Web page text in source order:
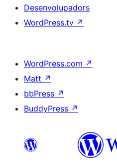
Desenvolupadors
WordPress.tv ↗
WordPress.com ↗
Matt ↗
bbPress ↗
BuddyPress ↗